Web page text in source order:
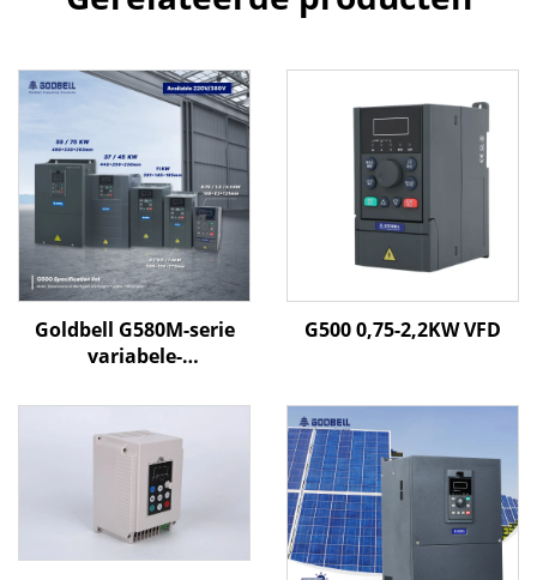
Goldbell G580M-serie
variabele-
kW–800 kW | V/F- en
vectorregeling | CE-
gecertificeerde VFD
G500 0,75-2,2KW VFD